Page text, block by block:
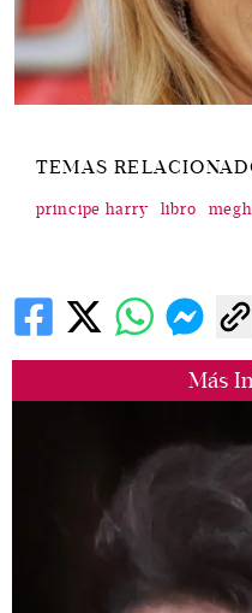
Más
TEMAS
principe harry libro